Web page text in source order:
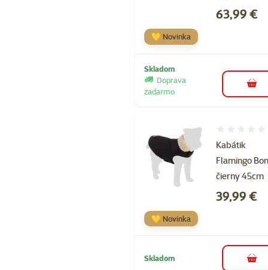
Cena
63,99 €
💛 Novinka
Skladom
Doprava
zadarmo
do
Kabátik
Flamingo
čierny 45cm
Cena
39,99 €
💛 Novinka
Skladom do